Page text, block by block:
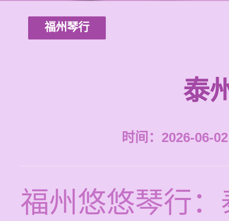
福州琴行
泰
时间：2026-06-
福州悠悠琴行